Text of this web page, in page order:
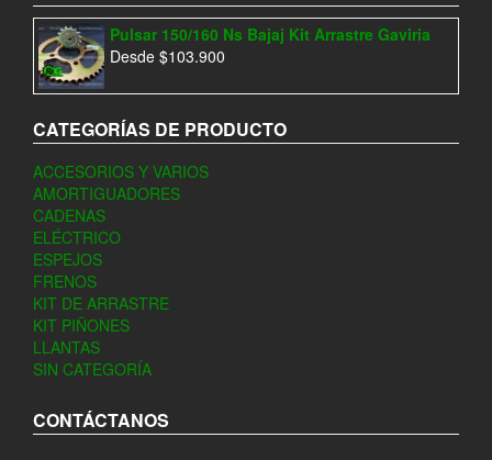
Pulsar 150/160 Ns Bajaj Kit Arrastre Gaviria
Desde $103.900
CATEGORÍAS DE PRODUCTO
ACCESORIOS Y VARIOS
AMORTIGUADORES
CADENAS
ELÉCTRICO
ESPEJOS
FRENOS
KIT DE ARRASTRE
KIT PIÑONES
LLANTAS
SIN CATEGORÍA
CONTÁCTANOS